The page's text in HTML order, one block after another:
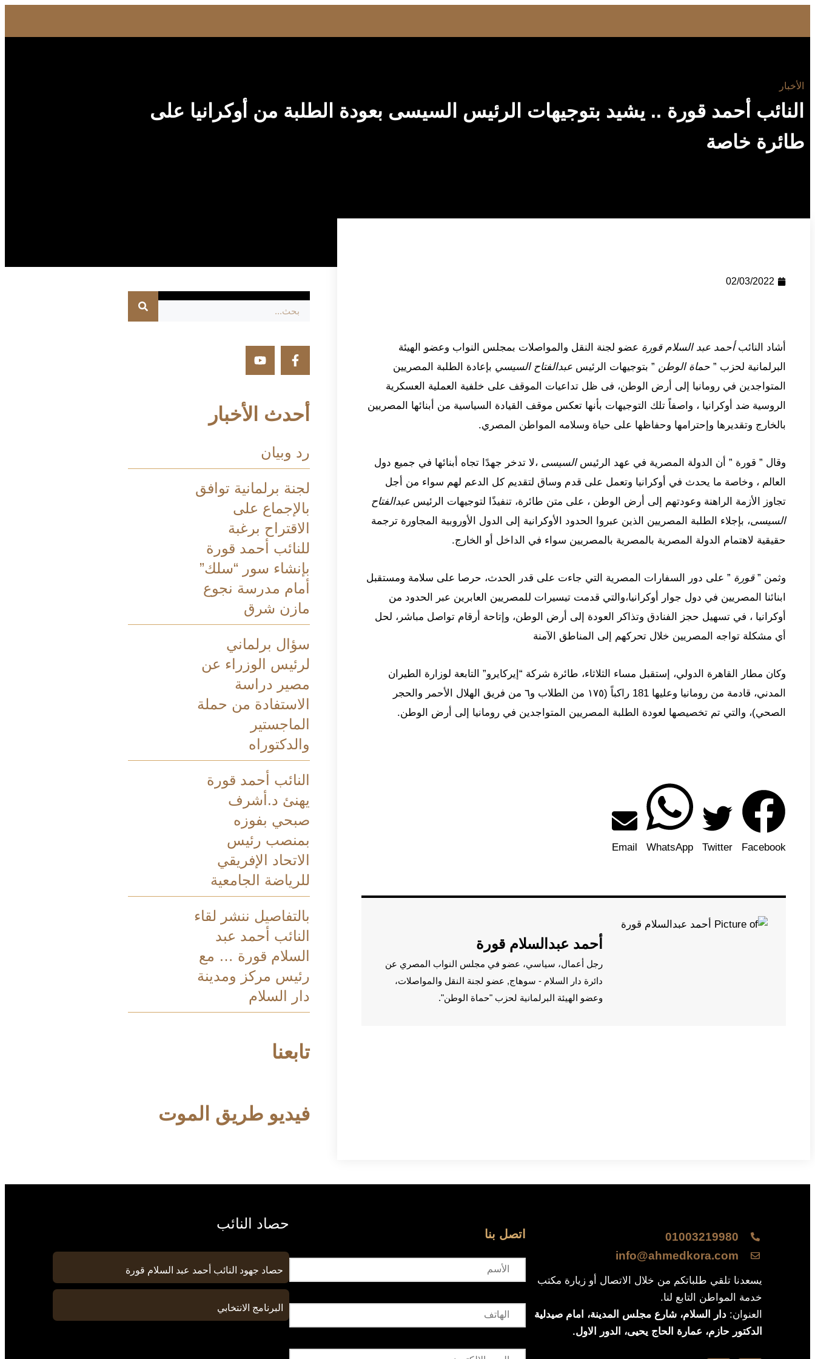
الأخبار
النائب أحمد قورة .. يشيد بتوجيهات الرئيس السيسى بعودة الطلبة من أوكرانيا على
طائرة خاصة
02/03/2022
أشاد النائبأحمد عبد السلام قورة عضو لجنة النقل والمواصلات بمجلس النواب وعضو الهيئة
البرلمانية لحزب ” حماة الوطن ” بتوجيهات الرئيس عبدالفتاح السيسي بإعادة الطلبة المصريين
المتواجدين في رومانيا إلى أرض الوطن، فى ظل تداعيات الموقف على خلفية العملية العسكرية
الروسية ضد أوكرانيا ، واصفاً تلك التوجيهات بأنها تعكس موقف القيادة السياسية من أبنائها المصريين
بالخارج وتقديرها وإحترامها وحفاظها على حياة وسلامه المواطن المصري.
وقال ” قورة ” أن الدولة المصرية في عهد الرئيس السيسى ،لا تدخر جهدًا تجاه أبنائها في جميع دول
العالم ، وخاصة ما يحدث في أوكرانيا وتعمل على قدم وساق لتقديم كل الدعم لهم سواء من أجل
تجاوز الأزمة الراهنة وعودتهم إلى أرض الوطن ، على متن طائرة، تنفيذًا لتوجيهات الرئيس عبدالفتاح
السيسى، بإجلاء الطلبة المصريين الذين عبروا الحدود الأوكرانية إلى الدول الأوروبية المجاورة ترجمة
حقيقية لاهتمام الدولة المصرية بالمصرية بالمصريين سواء في الداخل أو الخارج.
وثمن ”قورة ” على دور السفارات المصرية التي جاءت على قدر الحدث، حرصا على سلامة ومستقبل
ابنائنا المصريين في دول جوار أوكرانيا،والتي قدمت تيسيرات للمصريين العابرين عبر الحدود من
أوكرانيا ، في تسهيل حجز الفنادق وتذاكر العودة إلى أرض الوطن، وإتاحة أرقام تواصل مباشر، لحل
أي مشكلة تواجه المصريين خلال تحركهم إلى المناطق الآمنة
وكان مطار القاهرة الدولي، إستقبل مساء الثلاثاء، طائرة شركة “إيركايرو” التابعة لوزارة الطيران
المدني، قادمة من رومانيا وعليها 181 راكباً (١٧٥ من الطلاب و٦ من فريق الهلال الأحمر والحجر
الصحي)، والتي تم تخصيصها لعودة الطلبة المصريين المتواجدين في رومانيا إلى أرض الوطن.
Facebook
Twitter
WhatsApp
Email
أحمد عبدالسلام قورة
رجل أعمال، سياسي، عضو في مجلس النواب المصري عن
دائرة دار السلام - سوهاج, عضو لجنة النقل والمواصلات،
وعضو الهيئة البرلمانية لحزب "حماة الوطن".
أحدث الأخبار
رد وبيان
لجنة برلمانية توافق
بالإجماع على
الاقتراح برغبة
للنائب أحمد قورة
بإنشاء سور “سلك”
أمام مدرسة نجوع
مازن شرق
سؤال برلماني
لرئيس الوزراء عن
مصير دراسة
الاستفادة من حملة
الماجستير
والدكتوراه
النائب أحمد قورة
يهنئ د.أشرف
صبحي بفوزه
بمنصب رئيس
الاتحاد الإفريقي
للرياضة الجامعية
بالتفاصيل ننشر لقاء
النائب أحمد عبد
السلام قورة … مع
رئيس مركز ومدينة
دار السلام
تابعنا
فيديو طريق الموت
01003219980
info@ahmedkora.com
يسعدنا تلقي طلباتكم من خلال الاتصال أو زيارة مكتب
خدمة المواطن التابع لنا.
العنوان: دار السلام، شارع مجلس المدينة، امام صيدلية
الدكتور حازم، عمارة الحاج يحيى، الدور الاول.
اتصل بنا
حصاد النائب
حصاد جهود النائب أحمد عبد السلام قورة
البرنامج الانتخابي